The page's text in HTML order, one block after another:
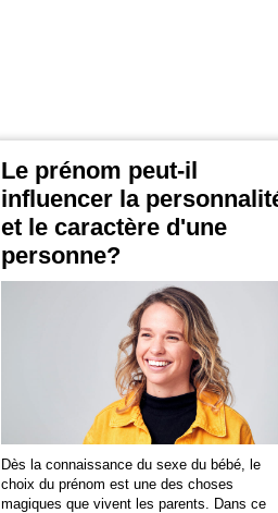
Le prénom peut-il
influencer la
et le caractère d'une
personne?
Dès la connaissance du sexe du bébé, le
choix du prénom est une des choses
magiques que vivent les parents. Dans ce